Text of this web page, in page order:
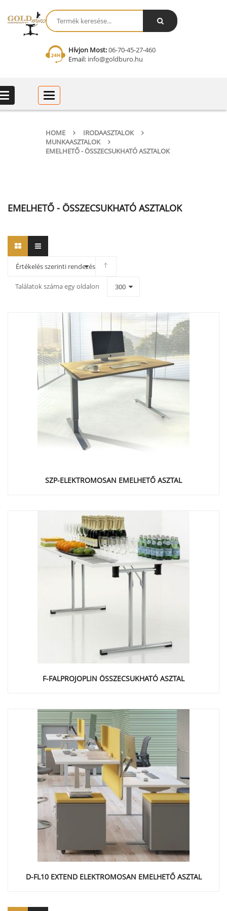
Hívjon Most:06-70-45-27-460
Email:info@goldburo.hu
Categories
Categories
HOME
IRODAASZTALOK
MUNKAASZTALOK
EMELHETŐ - ÖSSZECSUKHATÓ ASZTALOK
EMELHETŐ - ÖSSZECSUKHATÓ ASZTALOK
Értékelés szerinti rendezés
Találatok száma egy oldalon 300
SZP-ELEKTROMOSAN EMELHETŐ ASZTAL
F-FALPROJOPLIN ÖSSZECSUKHATÓ ASZTAL
D-FL10 EXTEND ELEKTROMOSAN EMELHETŐ ASZTAL